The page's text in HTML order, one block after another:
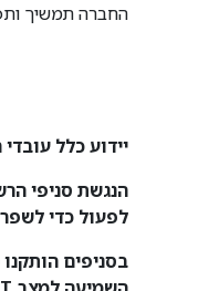
החברה תמשיך
יידוע כלל
הנגשת סניפי
לפעול כדי